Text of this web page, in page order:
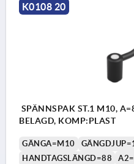
K0108 20
SPÄNNSPAK ST.1 M10,
BELAGD, KOMP:PLAST
GÄNGA=M10
HANDTAGSLÄNGD=88